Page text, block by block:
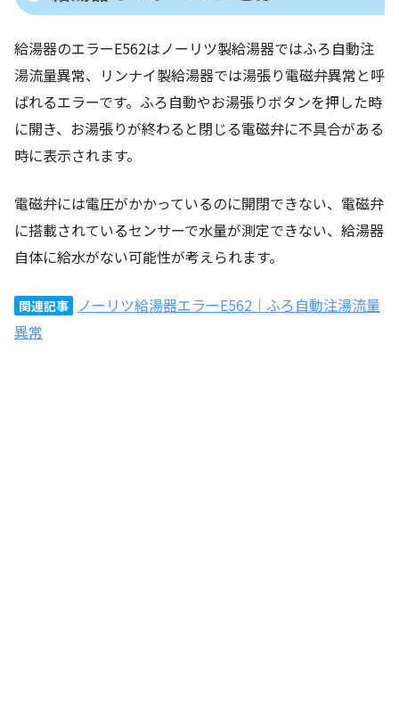
給湯器のエラーE562はノーリツ製給湯器ではふろ自動注
湯流量異常、リンナイ製給湯器では湯張り電磁弁異常と呼
ばれるエラーです。ふろ自動やお湯張りボタンを押した時
に開き、お湯張りが終わると閉じる電磁弁に不具合がある
時に表示されます。
電磁弁には電圧がかかっているのに開閉できない、電磁弁
に搭載されているセンサーで水量が測定できない、給湯器
自体に給水がない可能性が考えられます。
関連記事
ノーリツ給湯器エラーE562｜ふろ自動注湯流量
異常